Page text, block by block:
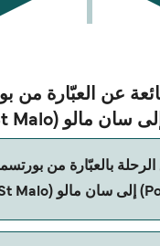
عن العبّارة
بالعبّارة من